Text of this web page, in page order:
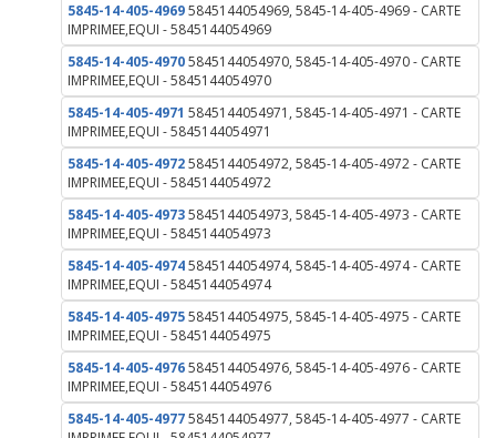
5845-14-405-49695845144054969, 5845-14-405-4969 - CARTE
IMPRIMEE,EQUI - 5845144054969
5845-14-405-49705845144054970, 5845-14-405-4970 - CARTE
IMPRIMEE,EQUI - 5845144054970
5845-14-405-4971 5845144054971, 5845-14-405-4971 - CARTE
IMPRIMEE,EQUI - 5845144054971
5845-14-405-49725845144054972, 5845-14-405-4972 - CARTE
IMPRIMEE,EQUI - 5845144054972
5845-14-405-49735845144054973, 5845-14-405-4973 - CARTE
IMPRIMEE,EQUI - 5845144054973
5845-14-405-49745845144054974, 5845-14-405-4974 - CARTE
IMPRIMEE,EQUI - 5845144054974
5845-14-405-49755845144054975, 5845-14-405-4975 - CARTE
IMPRIMEE,EQUI - 5845144054975
5845-14-405-49765845144054976, 5845-14-405-4976 - CARTE
IMPRIMEE,EQUI - 5845144054976
5845-14-405-49775845144054977, 5845-14-405-4977 - CARTE